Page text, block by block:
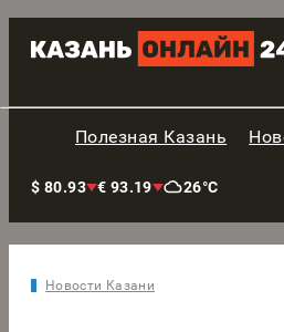
Полезная Казань
$ 80.93 € 93.19 26°C
Новости Казани